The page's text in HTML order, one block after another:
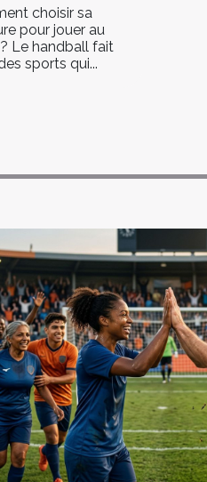
choisir sa
pour jouer au
Le handball fait
sports qui...